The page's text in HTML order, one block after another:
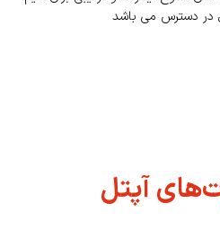
در دسترس می باشد
آپتل